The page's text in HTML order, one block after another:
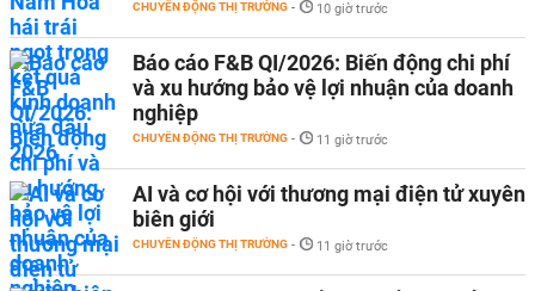
CHUYỂN ĐỘNG THỊ TRƯỜNG - 10 giờ trước
Báo cáo F&B QI/2026: Biến động chi phí
và xu hướng bảo vệ lợi nhuận của doanh
nghiệp
CHUYỂN ĐỘNG THỊ TRƯỜNG - 11 giờ trước
AI và cơ hội với thương mại điện tử xuyên
biên giới
CHUYỂN ĐỘNG THỊ TRƯỜNG - 11 giờ trước